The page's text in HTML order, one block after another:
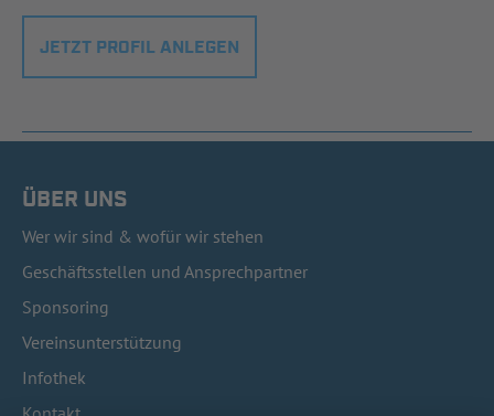
JETZT PROFIL ANLEGEN
ÜBER UNS
Wer wir sind & wofür wir stehen
Geschäftsstellen und Ansprechpartner
Sponsoring
Vereinsunterstützung
Infothek